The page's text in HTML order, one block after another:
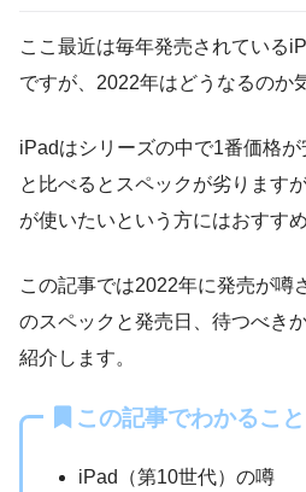
ここ最近は毎年発売されている
ですが、2022年はどうなるのか
iPadはシリーズの中で1番価格
と比べるとスペックが劣ります
が使いたいという方にはおすすめ
この記事では2022年に発売が噂
のスペックと発売日、待つべき
紹介します。
この記事でわかること
iPad（第10世代）の噂